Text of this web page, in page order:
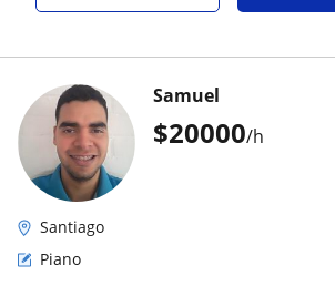
$20000/h
Samuel
Santiago
Piano